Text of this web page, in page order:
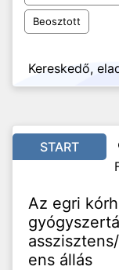
Beosztott
Kereskedő,
START
Az egri
ens állás